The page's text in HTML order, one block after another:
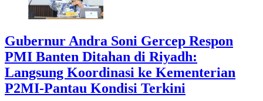
Gubernur Andra Soni Gercep Respon
PMI Banten Ditahan di Riyadh:
Langsung Koordinasi ke Kementerian
P2MI-Pantau Kondisi Terkini